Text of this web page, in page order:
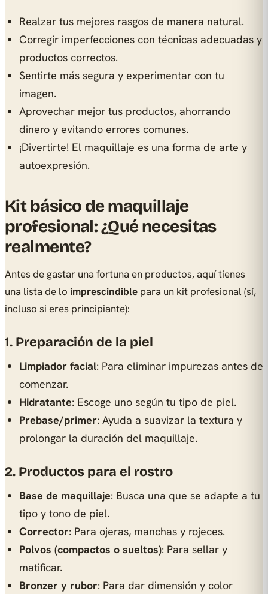
Realzar tus mejores rasgos de manera natural.
Corregir imperfecciones con técnicas adecuadas y
productos correctos.
Sentirte más segura y experimentar con tu
imagen.
Aprovechar mejor tus productos, ahorrando
dinero y evitando errores comunes.
¡Divertirte! El maquillaje es una forma de arte y
autoexpresión.
Kit básico de maquillaje
profesional: ¿Qué necesitas
realmente?
Antes de gastar una fortuna en productos, aquí tienes
una lista de lo imprescindible para un kit profesional (sí,
incluso si eres principiante):
1. Preparación de la piel
Limpiador facial: Para eliminar impurezas antes de
comenzar.
Hidratante: Escoge uno según tu tipo de piel.
Prebase/primer: Ayuda a suavizar la textura y
prolongar la duración del maquillaje.
2. Productos para el rostro
Base de maquillaje: Busca una que se adapte a tu
tipo y tono de piel.
Corrector: Para ojeras, manchas y rojeces.
Polvos (compactos o sueltos): Para sellar y
matificar.
Bronzer y rubor: Para dar dimensión y color